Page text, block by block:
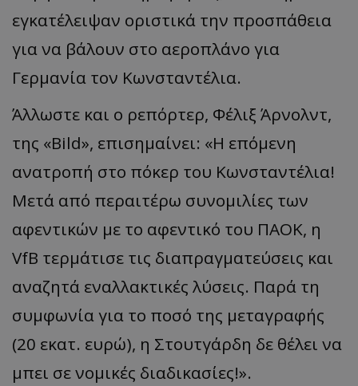
εγκατέλειψαν οριστικά την προσπάθεια
για να βάλουν στο αεροπλάνο για
Γερμανία τον Κωνσταντέλια.
Άλλωστε και ο ρεπόρτερ, Φέλιξ Άρνολντ,
της «Bild», επισημαίνει: «Η επόμενη
ανατροπή στο πόκερ του Κωνσταντέλια!
Μετά από περαιτέρω συνομιλίες των
αφεντικών με το αφεντικό του ΠΑΟΚ, η
VfB τερμάτισε τις διαπραγματεύσεις και
αναζητά εναλλακτικές λύσεις. Παρά τη
συμφωνία για το ποσό της μεταγραφής
(20 εκατ. ευρώ), η Στουτγάρδη δε θέλει να
μπει σε νομικές διαδικασίες!».